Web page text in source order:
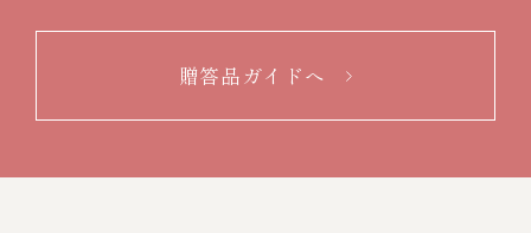
贈答品ガイドへ